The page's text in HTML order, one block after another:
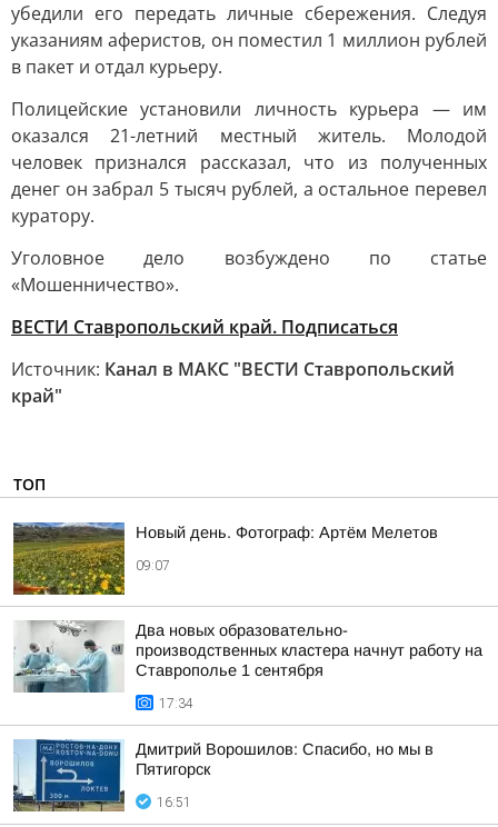
убедили его передать личные сбережения. Следуя
указаниям аферистов, он поместил 1 миллион рублей
в пакет и отдал курьеру.
Полицейские установили личность курьера — им
оказался 21-летний местный житель. Молодой
человек признался рассказал, что из полученных
денег он забрал 5 тысяч рублей, а остальное перевел
куратору.
Уголовное дело возбуждено по статье
«Мошенничество».
ВЕСТИ Ставропольский край. Подписаться
Источник: Канал в МАКС "ВЕСТИ Ставропольский
край"
ТОП
Новый день. Фотограф: Артём Мелетов
09:07
Два новых образовательно-
производственных кластера начнут работу на
Ставрополье 1 сентября
17:34
Дмитрий Ворошилов: Спасибо, но мы в
Пятигорск
16:51